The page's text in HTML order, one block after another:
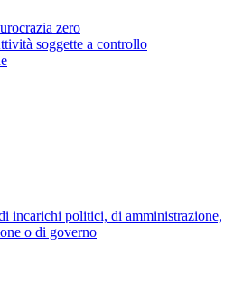
zero
soggette a controllo
incarichi politici, di amministrazione,
o di governo